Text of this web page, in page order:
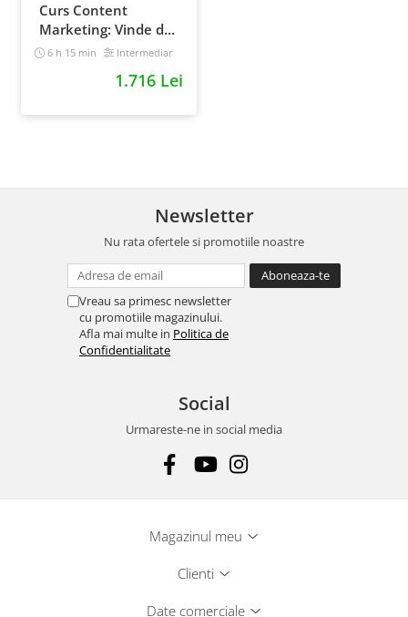
Curs Content
Marketing: Vinde de
10x mai simplu
6 h 15 min Intermediar
1.716 Lei
Newsletter
Nu rata ofertele si promotiile noastre
Vreau sa primesc newsletter
cu promotiile magazinului.
Afla mai multe in Politica de
Confidentialitate
Social
Urmareste-ne in social media
Magazinul meu
Clienti
Date comerciale